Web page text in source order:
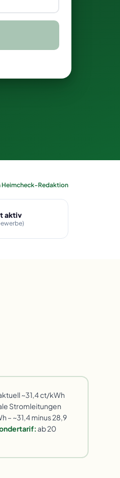
Heimcheck-Redaktion
aktiv
~31,4 ct/kWh
Stromleitungen
– ~31,4 minus 28,9
ab 20